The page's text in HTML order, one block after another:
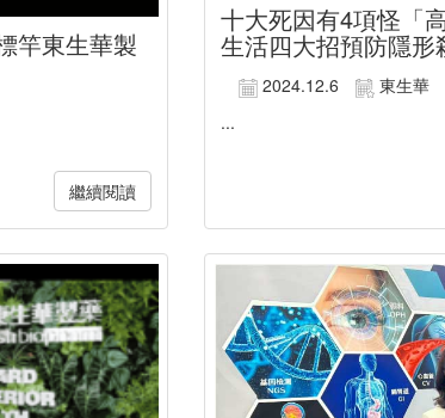
竿東生華製
繼續閱讀
十大死因有4項怪「
生活四大招預防隱形
2024.12.6
東生華
...